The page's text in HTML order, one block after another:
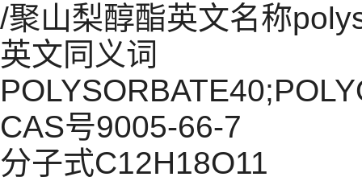
/聚山梨醇酯英文名称
英文同义词
CAS号9005-66-7
分子式C12H18O11